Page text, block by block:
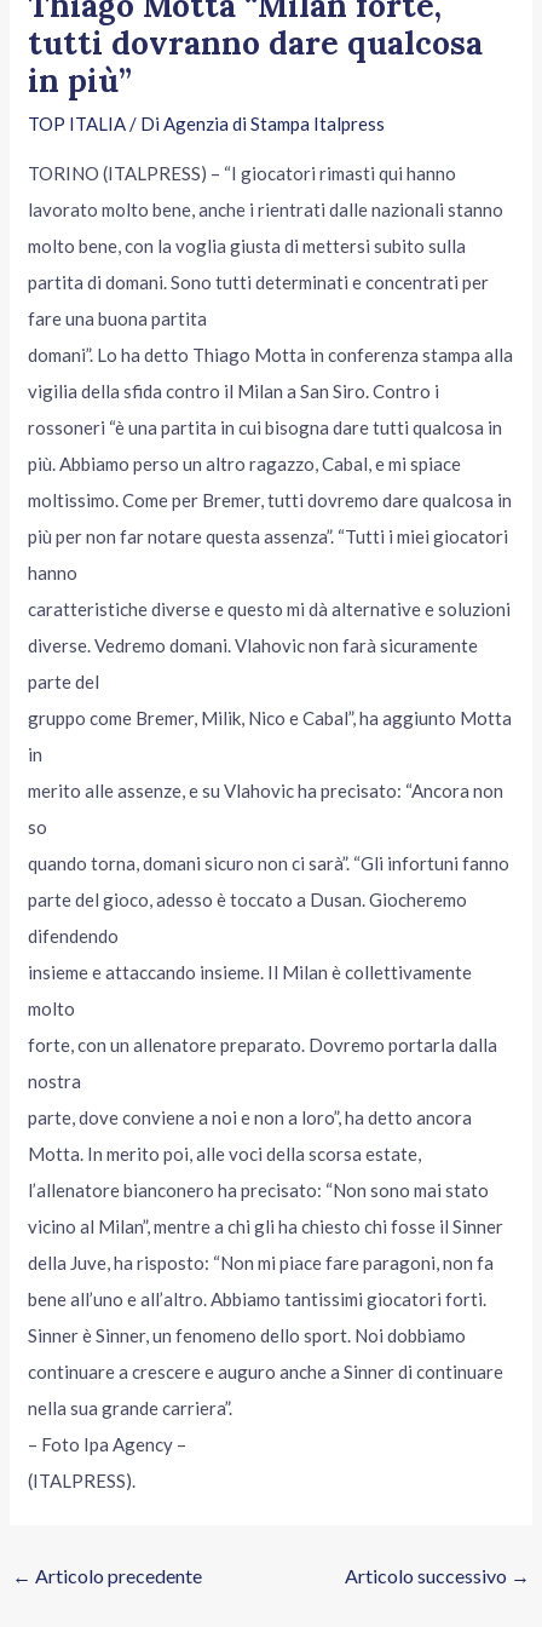
tutti dovranno dare qualcosa
in più”
TOP ITALIA / Di Agenzia di Stampa Italpress
TORINO (ITALPRESS) – “I giocatori rimasti qui hanno
lavorato molto bene, anche i rientrati dalle nazionali stanno
molto bene, con la voglia giusta di mettersi subito sulla
partita di domani. Sono tutti determinati e concentrati per
fare una buona partita
domani”. Lo ha detto Thiago Motta in conferenza stampa alla
vigilia della sfida contro il Milan a San Siro. Contro i
rossoneri “è una partita in cui bisogna dare tutti qualcosa in
più. Abbiamo perso un altro ragazzo, Cabal, e mi spiace
moltissimo. Come per Bremer, tutti dovremo dare qualcosa in
più per non far notare questa assenza”. “Tutti i miei giocatori
hanno
caratteristiche diverse e questo mi dà alternative e soluzioni
diverse. Vedremo domani. Vlahovic non farà sicuramente
parte del
gruppo come Bremer, Milik, Nico e Cabal”, ha aggiunto Motta
in
merito alle assenze, e su Vlahovic ha precisato: “Ancora non
so
quando torna, domani sicuro non ci sarà”. “Gli infortuni fanno
parte del gioco, adesso è toccato a Dusan. Giocheremo
difendendo
insieme e attaccando insieme. Il Milan è collettivamente
molto
forte, con un allenatore preparato. Dovremo portarla dalla
nostra
parte, dove conviene a noi e non a loro”, ha detto ancora
Motta. In merito poi, alle voci della scorsa estate,
l’allenatore bianconero ha precisato: “Non sono mai stato
vicino al Milan”, mentre a chi gli ha chiesto chi fosse il Sinner
della Juve, ha risposto: “Non mi piace fare paragoni, non fa
bene all’uno e all’altro. Abbiamo tantissimi giocatori forti.
Sinner è Sinner, un fenomeno dello sport. Noi dobbiamo
continuare a crescere e auguro anche a Sinner di continuare
nella sua grande carriera”.
– Foto Ipa Agency –
(ITALPRESS).
← Articolo precedente Articolo successivo →